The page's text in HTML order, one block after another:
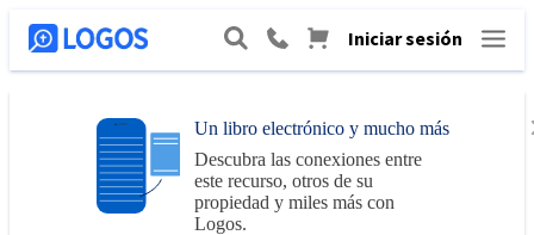
Iniciar sesión
Un libro electrónico y mucho más
Descubra las conexiones entre
este recurso, otros de su
propiedad y miles más con
Logos.